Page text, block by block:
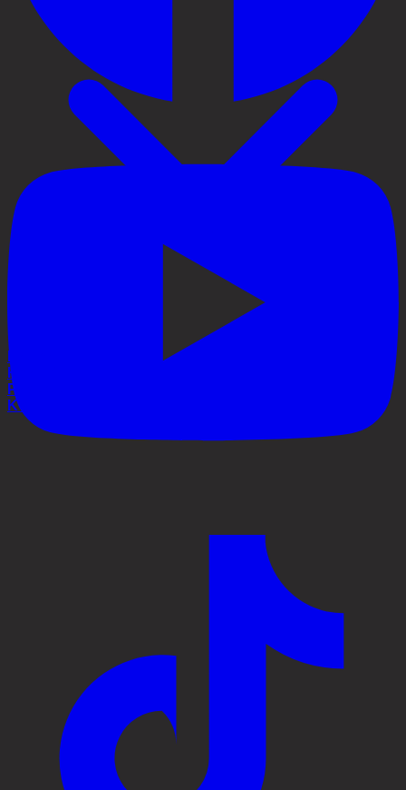
Håravfall
Process
Kontakt